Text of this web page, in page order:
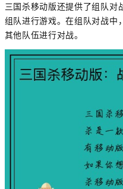
三国杀移动版还提供了组队对
组队进行游戏。在组队对战中
其他队伍进行对战。